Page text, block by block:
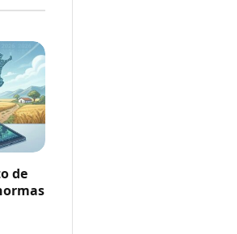
de